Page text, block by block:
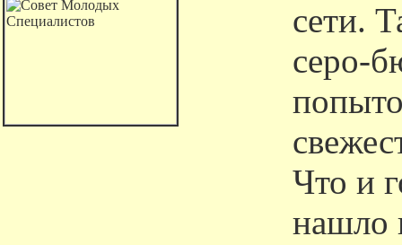
сети.
серо-
Что и
нашло